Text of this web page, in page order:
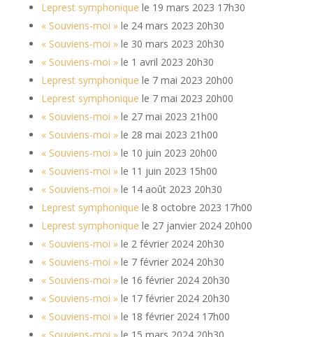
Leprest symphonique le 19 mars 2023 17h30
« Souviens-moi »le 24 mars 2023 20h30
« Souviens-moi »le 30 mars 2023 20h30
« Souviens-moi »le 1 avril 2023 20h30
Leprest symphonique le 7 mai 2023 20h00
Leprest symphonique le 7 mai 2023 20h00
« Souviens-moi »le 27 mai 2023 21h00
« Souviens-moi »le 28 mai 2023 21h00
« Souviens-moi »le 10 juin 2023 20h00
« Souviens-moi »le 11 juin 2023 15h00
« Souviens-moi »le 14 août 2023 20h30
Leprest symphonique le 8 octobre 2023 17h00
Leprest symphonique le 27 janvier 2024 20h00
« Souviens-moi »le 2 février 2024 20h30
« Souviens-moi »le 7 février 2024 20h30
« Souviens-moi »le 16 février 2024 20h30
« Souviens-moi »le 17 février 2024 20h30
« Souviens-moi »le 18 février 2024 17h00